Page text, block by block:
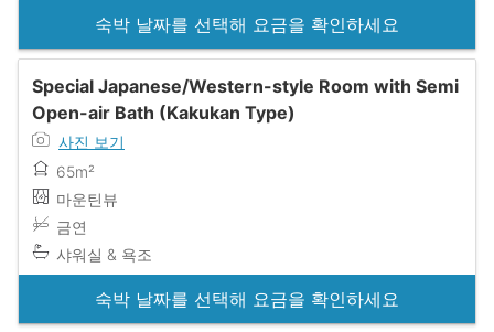
숙박 날짜를 선택해 요금을 확인하세요
Special Japanese/Western-style Room with Semi
Open-air Bath (Kakukan Type)
사진 보기
65m²
마운틴뷰
금연
샤워실 & 욕조
숙박 날짜를 선택해 요금을 확인하세요